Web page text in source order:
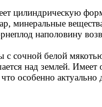
цилиндрическую
минеральные
наполовину
сочной белой
над землей. Имеет
особенно актуально